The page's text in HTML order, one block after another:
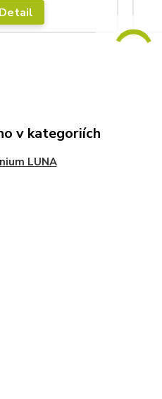
Detail
v kategoriích
LUNA